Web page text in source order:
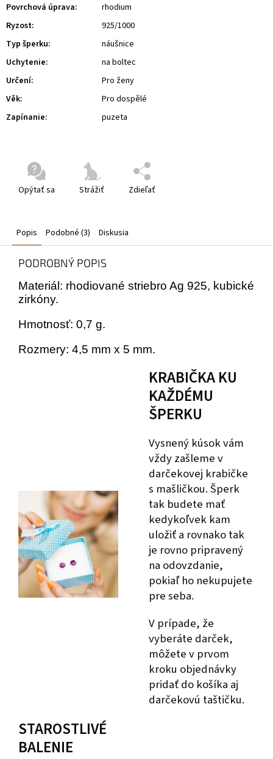
Opýtať sa Strážiť Zdieľať
Povrchová úprava:
rhodium
Ryzost:
925/1000
Typ šperku:
náušnice
Uchytenie:
na boltec
Určení:
Pro ženy
Věk:
Pro dospělé
Zapínanie: puzeta
Popis Podobné (3) Diskusia
PODROBNÝ POPIS
Materiál: rhodiované striebro Ag 925, kubické
zirkóny.
Hmotnosť: 0,7 g.
Rozmery: 4,5 mm x 5 mm.
KRABIČKA KU
KAŽDÉMU
ŠPERKU
Vysnený kúsok vám
vždy zašleme v
darčekovej krabičke
s mašličkou. Šperk
tak budete mať
kedykoľvek kam
uložiť a rovnako tak
je rovno pripravený
na odovzdanie,
pokiaľ ho nekupujete
pre seba.
V prípade, že
vyberáte darček,
môžete v prvom
kroku objednávky
pridať do košíka aj
darčekovú taštičku.
STAROSTLIVÉ
BALENIE